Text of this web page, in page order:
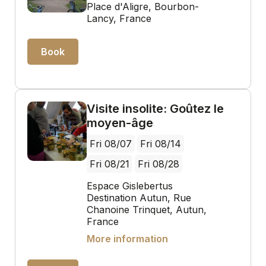
Place d'Aligre, Bourbon-
Lancy, France
Book
Visite insolite: Goûtez le
moyen-âge
Fri 08/07
Fri 08/14
Fri 08/21
Fri 08/28
Espace Gislebertus
Destination Autun, Rue
Chanoine Trinquet, Autun,
France
More information